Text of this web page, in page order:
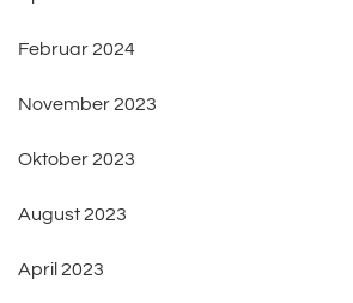
Februar 2024
November 2023
Oktober 2023
August 2023
April 2023